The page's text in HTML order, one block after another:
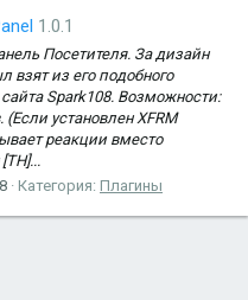
1.0.1
Посетителя. За дизайн
взят из его подобного
Spark108. Возможности:
установлен XFRM
реакции вместо
Категория: Плагины